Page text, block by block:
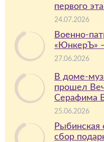
первого
24.07.2026
Военно-
«ЮнкерЪ»
27.06.2026
В доме-
прошел
Серафима
25.06.2026
Рыбинская
сбор